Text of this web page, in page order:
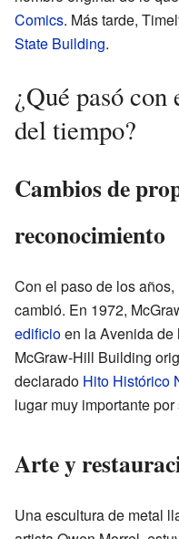
Comics. Más tarde,
State Building.
¿Qué pasó
del tiempo?
Cambios de
reconocimiento
Con el paso de los
cambió. En 1972,
edificioen la Avenida de
McGraw-Hill Building
declarado Hito Histórico
lugar muy importante
Arte y
Una escultura de metal